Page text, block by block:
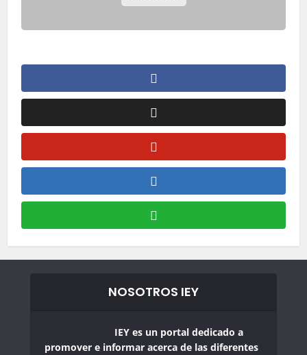
NOSOTROS IEY
IEY es un portal dedicado a
promover e informar acerca de las diferentes